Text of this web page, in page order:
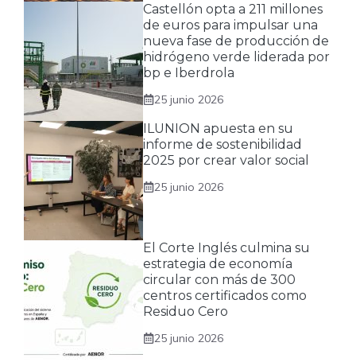
Castellón opta a 211 millones
de euros para impulsar una
nueva fase de producción de
hidrógeno verde liderada por
bp e Iberdrola
25 junio 2026
ILUNION apuesta en su
informe de sostenibilidad
2025 por crear valor social
25 junio 2026
El Corte Inglés culmina su
estrategia de economía
circular con más de 300
centros certificados como
Residuo Cero
25 junio 2026